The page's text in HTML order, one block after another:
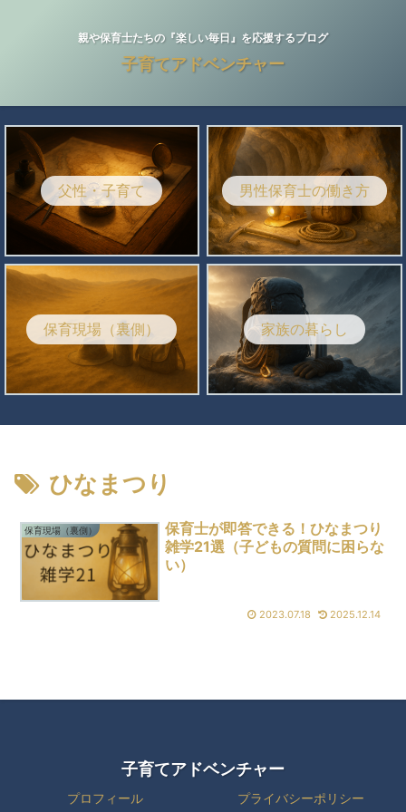
親や保育士たちの『楽しい毎日』を応援するブログ
子育てアドベンチャー
父性・子育て 男性保育士の働き方
保育現場（裏側） 家族の暮らし
ひなまつり
保育現場（裏側）
保育士が即答できる！ひなまつり
雑学21選（子どもの質問に困らな
い）
2023.07.18 2025.12.14
子育てアドベンチャー
プロフィール プライバシーポリシー